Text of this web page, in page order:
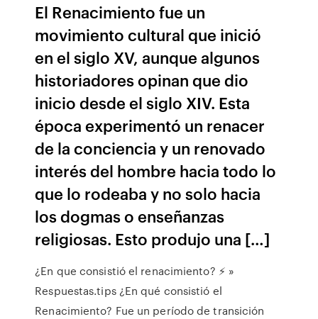
El Renacimiento fue un
movimiento cultural que inició
en el siglo XV, aunque algunos
historiadores opinan que dio
inicio desde el siglo XIV. Esta
época experimentó un renacer
de la conciencia y un renovado
interés del hombre hacia todo lo
que lo rodeaba y no solo hacia
los dogmas o enseñanzas
religiosas. Esto produjo una […]
¿En que consistió el renacimiento? ⚡️ »
Respuestas.tips ¿En qué consistió el
Renacimiento? Fue un período de transición